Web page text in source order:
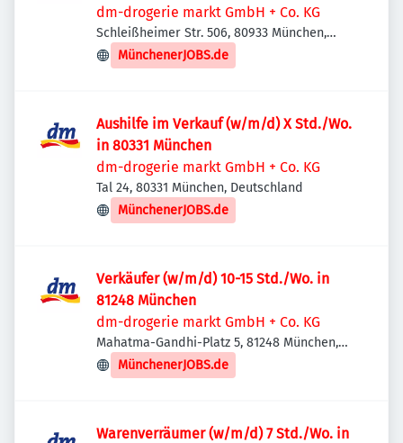
dm-drogerie markt GmbH + Co. KG
Schleißheimer Str. 506, 80933 München,
Deutschland
MünchenerJOBS.de
Aushilfe im Verkauf (w/m/d) X Std./Wo.
in 80331 München
dm-drogerie markt GmbH + Co. KG
Tal 24, 80331 München, Deutschland
MünchenerJOBS.de
Verkäufer (w/m/d) 10-15 Std./Wo. in
81248 München
dm-drogerie markt GmbH + Co. KG
Mahatma-Gandhi-Platz 5, 81248 München,
Deutschland
MünchenerJOBS.de
Warenverräumer (w/m/d) 7 Std./Wo. in